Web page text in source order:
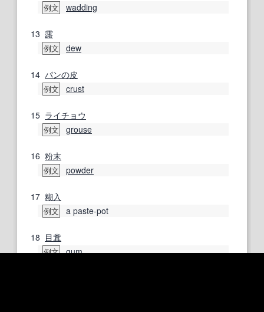
例文 wadding
13 露
例文 dew
14 パンの皮
例文 crust
15 ライチョウ
例文 grouse
16 粉末
例文 powder
17 糊入
例文 a paste-pot
18 目糞
例文 gum